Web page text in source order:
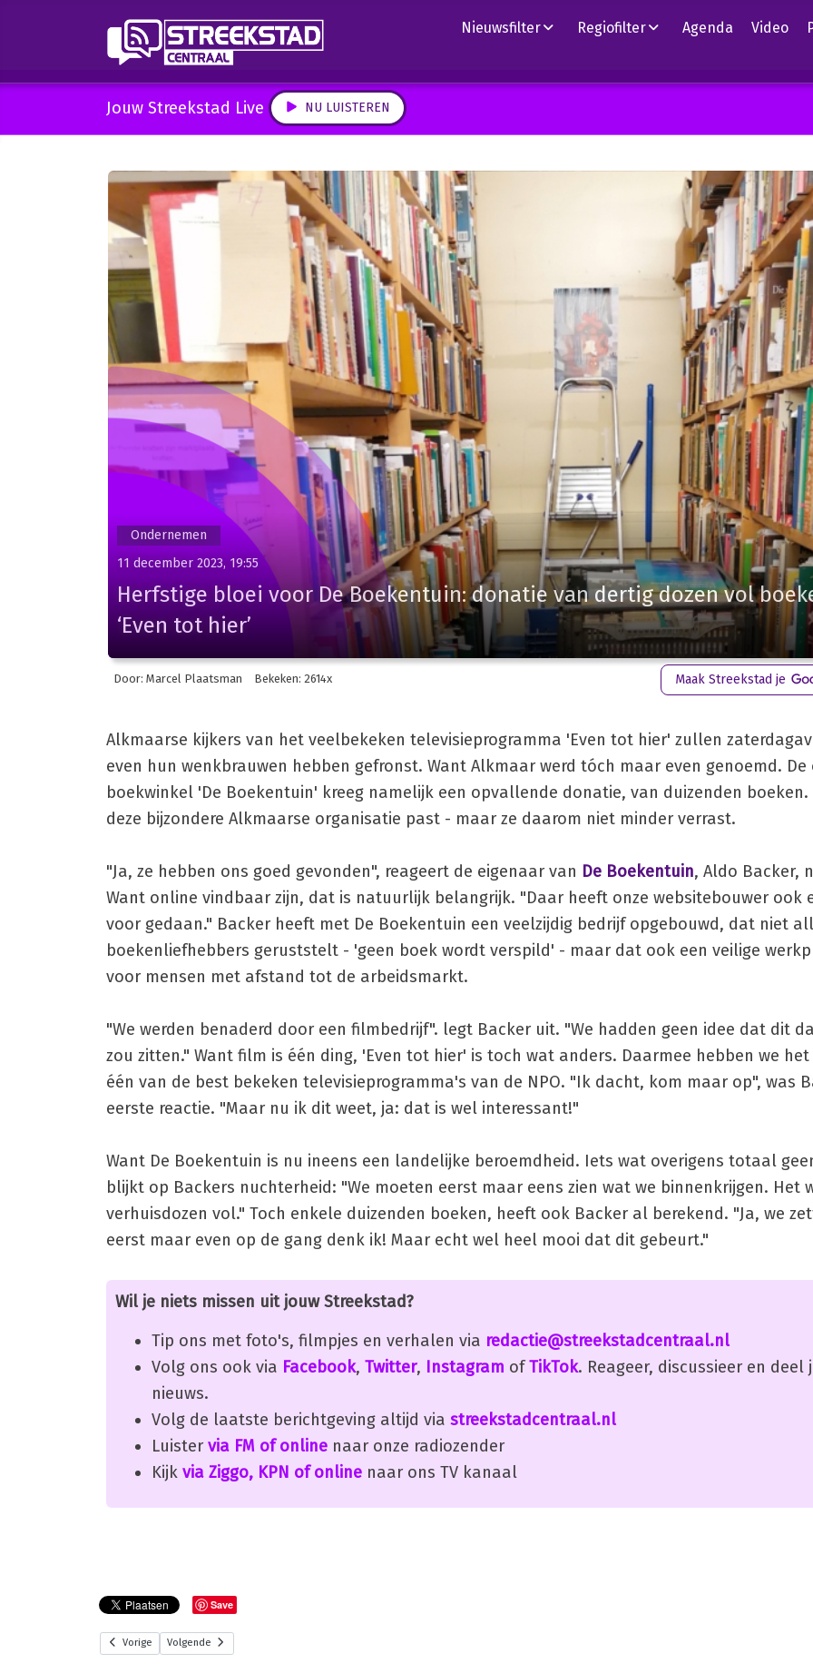
Nieuwsfilter Regiofilter Agenda Video
Jouw Streekstad Live NU LUISTEREN
Ondernemen
11 december 2023, 19:55
Herfstige bloei voor De Boekentuin: donatie van dertig dozen vol
‘Even tot hier’
Door: Marcel Plaatsman Bekeken: 2614x Maak Streekstad je
Alkmaarse kijkers van het veelbekeken televisieprogramma 'Even tot hier' zullen
even hun wenkbrauwen hebben gefronst. Want Alkmaar werd tóch maar even genoemd. De
boekwinkel 'De Boekentuin' kreeg namelijk een opvallende donatie, van duizenden
deze bijzondere Alkmaarse organisatie past - maar ze daarom niet minder verrast.
"Ja, ze hebben ons goed gevonden", reageert de eigenaar van De Boekentuin, Aldo Backer,
Want online vindbaar zijn, dat is natuurlijk belangrijk. "Daar heeft onze websitebouwer ook
voor gedaan." Backer heeft met De Boekentuin een veelzijdig bedrijf opgebouwd, dat niet
boekenliefhebbers geruststelt - 'geen boek wordt verspild' - maar dat ook een veilige
voor mensen met afstand tot de arbeidsmarkt.
"We werden benaderd door een filmbedrijf". legt Backer uit. "We hadden geen idee dat dit
zou zitten." Want film is één ding, 'Even tot hier' is toch wat anders. Daarmee hebben we
één van de best bekeken televisieprogramma's van de NPO. "Ik dacht, kom maar op", was
eerste reactie. "Maar nu ik dit weet, ja: dat is wel interessant!"
Want De Boekentuin is nu ineens een landelijke beroemdheid. Iets wat overigens totaal
blijkt op Backers nuchterheid: "We moeten eerst maar eens zien wat we binnenkrijgen. Het
verhuisdozen vol." Toch enkele duizenden boeken, heeft ook Backer al berekend. "Ja, we
eerst maar even op de gang denk ik! Maar echt wel heel mooi dat dit gebeurt."
Wil je niets missen uit jouw Streekstad?
Tip ons met foto's, filmpjes en verhalen via redactie@streekstadcentraal.nl
Volg ons ook via Facebook, Twitter, Instagram ofTikTok. Reageer, discussieer en deel
nieuws.
Volg de laatste berichtgeving altijd via streekstadcentraal.nl
Luister via FM of online naar onze radiozender
Kijk via Ziggo, KPN of online naar ons TV kanaal
Save
Vorige Volgende